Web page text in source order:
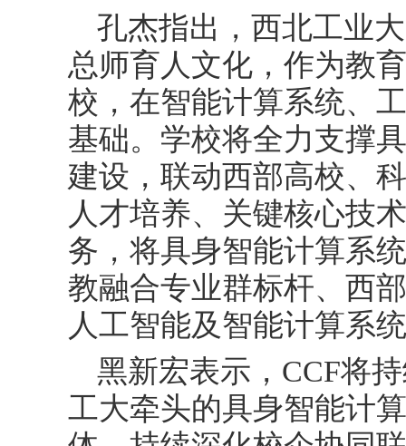
孔杰指出，西北工业
总师育人文化，作为教
校，在智能计算系统、
基础。学校将全力支撑
建设，联动西部高校、
人才培养、关键核心技
务，将具身智能计算系
教融合专业群标杆、西
人工智能及智能计算系
黑新宏表示，CCF将
工大牵头的具身智能计